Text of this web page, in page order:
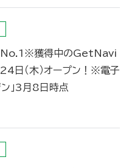
No.1※獲得中のGetNavi
日（木）オープン！※電子
」3月8日時点